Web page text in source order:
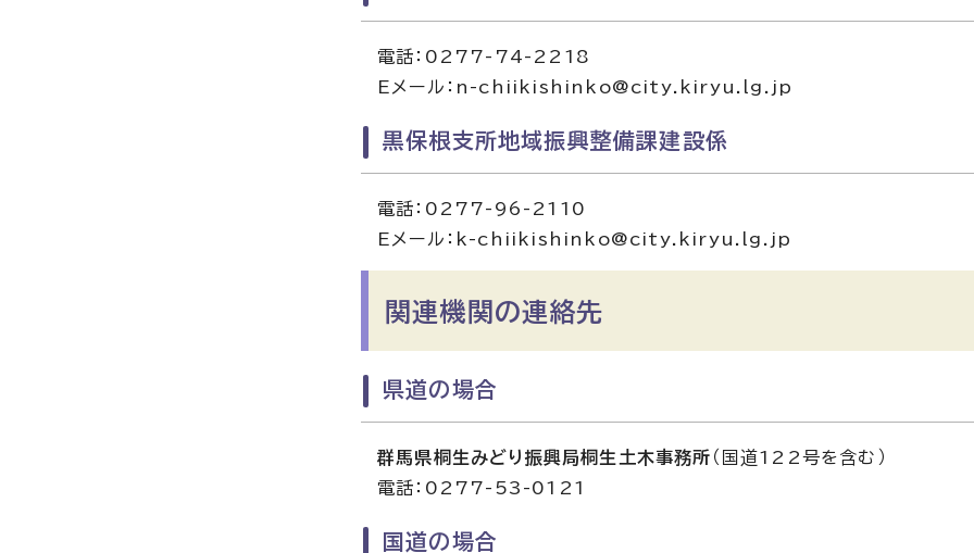
電話：0277-74-2218
Eメール：n-chiikishinko@city.kiryu.lg.jp
黒保根支所地域振興整備課建設係
電話：0277-96-2110
Eメール：k-chiikishinko@city.kiryu.lg.jp
関連機関の連絡先
県道の場合
群馬県桐生みどり振興局桐生土木事務所 （国道122号を含む）
電話：0277-53-0121
国道の場合